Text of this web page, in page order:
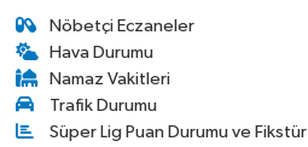
Nöbetçi Eczaneler
Hava Durumu
Namaz Vakitleri
Trafik Durumu
Süper Lig Puan Durumu ve Fikstür